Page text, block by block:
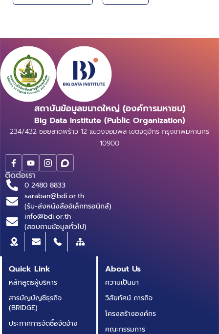
สถาบันข้อมูลขนาดใหญ่ (องค์การมหาชน)
Big Data Institute (Public Organization)
234/432 ซอยลาดพร้าว 12 แขวงจอมพล เขตจตุจักร กรุงเทพมหานคร
10900
ติดต่อเรา
0 2480 8833
saraban@bdi.or.th
(รับ-ส่งหนังสืออิเล็กทรอนิกส์)
info@bdi.or.th
(สอบถามข้อมูลทั่วไป)
Quick Link
หลักสูตรผู้บริหาร
สารบัญบัญชีธุรกิจ
(BRIDGE)
ประกาศการจัดซื้อจัดจ้าง
About Us
ความเป็นมา
วิสัยทัศน์ ภารกิจ
โครงสร้างองค์กร
คณะกรรมการ